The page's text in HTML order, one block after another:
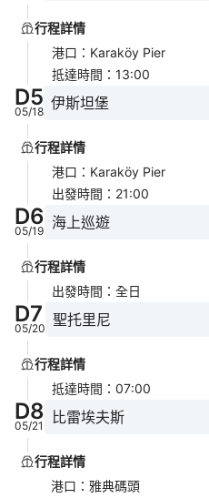
行程詳情
港口 ： Karaköy Pier
抵達時間 ： 13:00
D5
05/18 伊斯坦堡
行程詳情
港口 ： Karaköy Pier
出發時間 ： 21:00
D6
05/19 海上巡遊
行程詳情
出發時間 ： 全日
D7
05/20 聖托里尼
行程詳情
抵達時間 ： 07:00
D8
05/21 比雷埃夫斯
行程詳情
港口 ： 雅典碼頭